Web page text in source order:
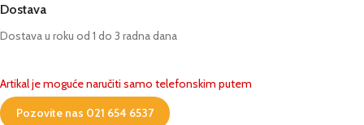
Dostava
Dostava u roku od 1 do 3 radna dana
Artikal je moguće naručiti samo telefonskim putem
Pozovite nas 021 654 6537